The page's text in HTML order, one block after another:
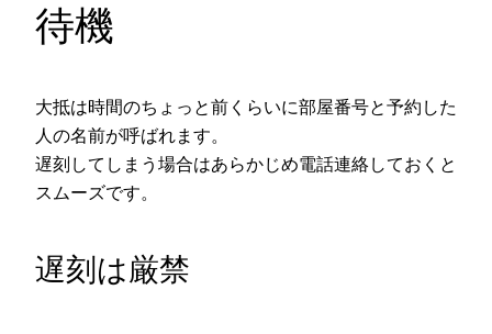
待機
大抵は時間のちょっと前くらいに部屋番号と予約した
人の名前が呼ばれます。
遅刻してしまう場合はあらかじめ電話連絡しておくと
スムーズです。
遅刻は厳禁